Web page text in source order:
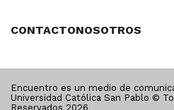
CONTACTONOSOTROS
Encuentro es un medio de
Universidad Católica San Pablo ©
Reservados 2026